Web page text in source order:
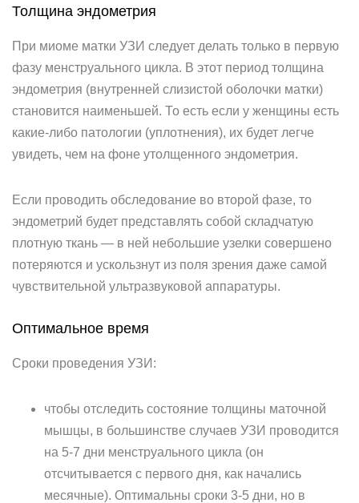
Толщина эндометрия
При миоме матки УЗИ следует делать только в первую
фазу менструального цикла. В этот период толщина
эндометрия (внутренней слизистой оболочки матки)
становится наименьшей. То есть если у женщины есть
какие-либо патологии (уплотнения), их будет легче
увидеть, чем на фоне утолщенного эндометрия.
Если проводить обследование во второй фазе, то
эндометрий будет представлять собой складчатую
плотную ткань — в ней небольшие узелки совершено
потеряются и ускользнут из поля зрения даже самой
чувствительной ультразвуковой аппаратуры.
Оптимальное время
Сроки проведения УЗИ:
чтобы отследить состояние толщины маточной
мышцы, в большинстве случаев УЗИ проводится
на 5-7 дни менструального цикла (он
отсчитывается с первого дня, как начались
месячные). Оптимальны сроки 3-5 дни, но в